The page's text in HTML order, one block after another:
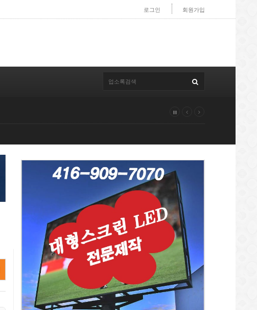
로그인 회원가입